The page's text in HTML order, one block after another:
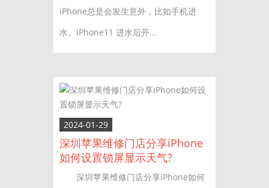
iPhone总是会发生意外，比如手机进
水。iPhone11 进水后开...
2024-01-29
深圳苹果维修门店分享iPhone
如何设置锁屏显示天气?
深圳苹果维修门店分享iPhone如何